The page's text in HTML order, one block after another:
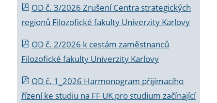
OD č. 3/2026 Zrušení Centra strategických
regionů Filozofické fakulty Univerzity Karlovy
OD č. 2/2026 k cestám zaměstnanců
Filozofické fakulty Univerzity Karlovy
OD č. 1_2026 Harmonogram přijímacího
řízení ke studiu na FF UK pro studium začínající